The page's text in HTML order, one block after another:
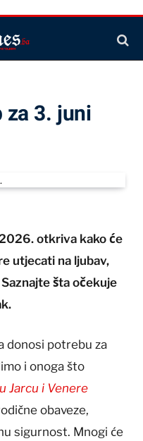
za 3. juni
otkriva kako će
utjecati na ljubav,
šta očekuje
donosi potrebu za
i onoga što
Jarcu i Venere
obaveze,
sigurnost. Mnogi će